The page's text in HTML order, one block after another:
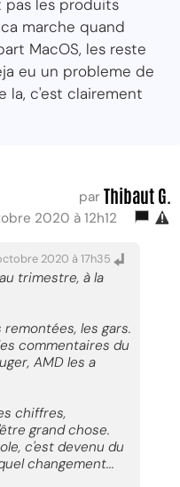
pas les produits
marche quand
MacOS, les reste
eu un probleme de
la, c'est clairement
par Thibaut G.
2020 à 12h12
2020 à 17h35
trimestre, à la
les gars.
commentaires du
AMD les a
chiffres,
grand chose.
c'est devenu du
changement...